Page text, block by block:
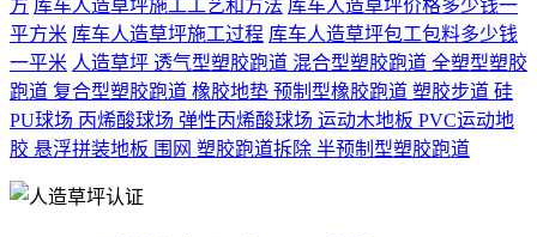
方 库车人造草坪施工工艺和方法 库车人造草坪价格多少钱一
平方米 库车人造草坪施工过程 库车人造草坪包工包料多少钱
一平米 人造草坪 透气型塑胶跑道 混合型塑胶跑道 全塑型塑胶
跑道 复合型塑胶跑道 橡胶地垫 预制型橡胶跑道 塑胶步道 硅
PU球场 丙烯酸球场 弹性丙烯酸球场 运动木地板 PVC运动地
胶 悬浮拼装地板 围网 塑胶跑道拆除 半预制型塑胶跑道